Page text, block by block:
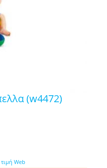
(w4472)
τιμή Web